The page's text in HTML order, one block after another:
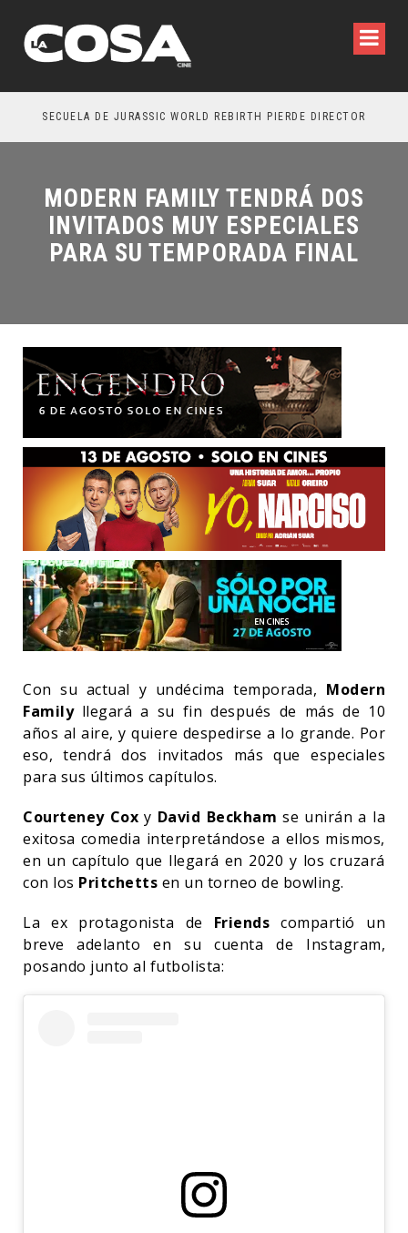
SECUELA DE JURASSIC WORLD REBIRTH PIERDE DIRECTOR
MODERN FAMILY TENDRÁ DOS
INVITADOS MUY ESPECIALES
PARA SU TEMPORADA FINAL
Con su actual y undécima temporada, Modern
Family llegará a su fin después de más de 10
años al aire, y quiere despedirse a lo grande. Por
eso, tendrá dos invitados más que especiales
para sus últimos capítulos.
Courteney Coxy David Beckham se unirán a la
exitosa comedia interpretándose a ellos mismos,
en un capítulo que llegará en 2020 y los cruzará
con los Pritchetts en un torneo de bowling.
La ex protagonista de Friends compartió un
breve adelanto en su cuenta de Instagram,
posando junto al futbolista: